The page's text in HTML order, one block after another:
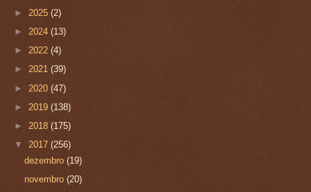
► 2025 (2)
► 2024 (13)
► 2022 (4)
► 2021 (39)
► 2020 (47)
► 2019 (138)
► 2018 (175)
▼ 2017 (256)
dezembro(19)
novembro(20)